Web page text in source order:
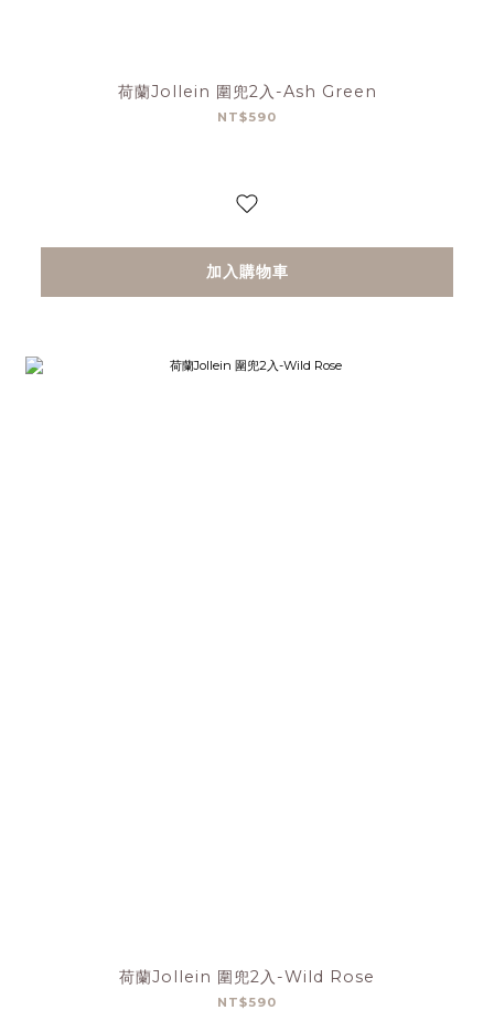
荷蘭Jollein 圍兜2入-Ash Green
NT$590
加入購物車
荷蘭Jollein 圍兜2入-Wild Rose
NT$590